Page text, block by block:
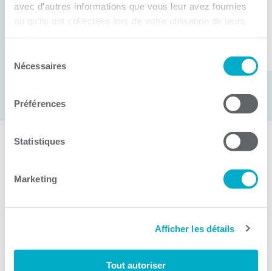
avec d'autres informations que vous leur avez fournies
ou qu'ils ont collectées lors de votre utilisation de leurs
Nécessaires
Préférences
Statistiques
Marketing
Afficher les détails
Tout autoriser
Lire la suite
Suivez-nous
Activités